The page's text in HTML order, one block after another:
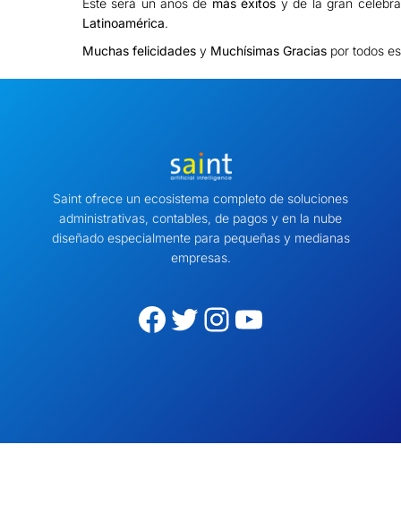
Latinoamérica.
Muchas felicidadesy Muchísimas Graciaspor todos
Saint ofrece un ecosistema completo de soluciones
administrativas, contables, de pagos y en la nube
diseñado especialmente para pequeñas y medianas
empresas.
Facebook Twitter Instagram YouTube